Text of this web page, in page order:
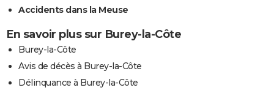
Accidents dans la Meuse
En savoir plus sur Burey-la-Côte
Burey-la-Côte
Avis de décès à Burey-la-Côte
Délinquance à Burey-la-Côte